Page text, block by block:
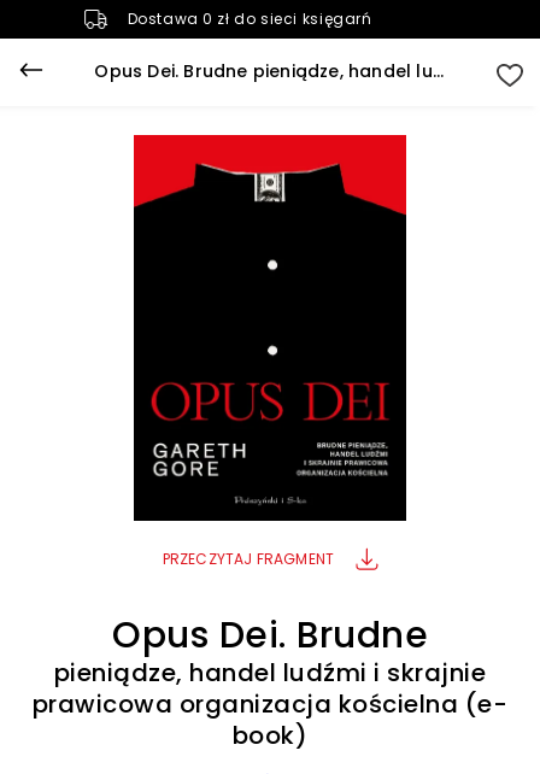
Dostawa 0 zł do sieci księgarń
Opus Dei. Brudne pieniądze, handel ludźmi i skrajnie prawicowa organizacja kościelna (e-book)
PRZECZYTAJ FRAGMENT
Opus Dei. Brudne
pieniądze, handel ludźmi i skrajnie
prawicowa organizacja kościelna (e-
book)